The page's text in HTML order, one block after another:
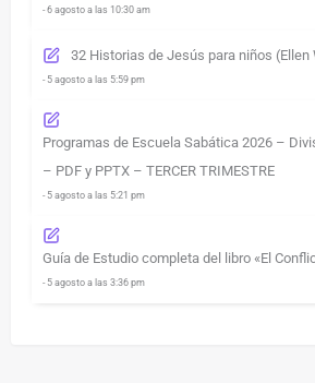
- 6 agosto a las 10:30 am
32 Historias de Jesús para niños (Ellen
- 5 agosto a las 5:59 pm
Programas de Escuela Sabática 2026 –
– PDF y PPTX – TERCER TRIMESTRE
- 5 agosto a las 5:21 pm
Guía de Estudio completa del libro «El
- 5 agosto a las 3:36 pm